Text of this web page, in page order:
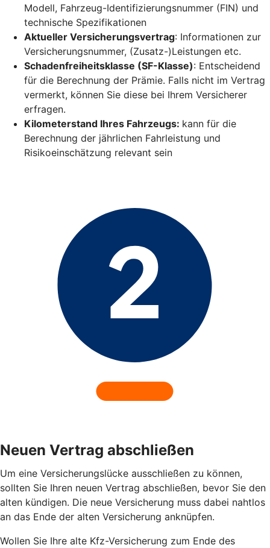
Modell, Fahrzeug-Identifizierungsnummer (FIN) und
technische Spezifikationen
Aktueller Versicherungsvertrag: Informationen zur
Versicherungsnummer, (Zusatz-)Leistungen etc.
Schadenfreiheitsklasse (SF-Klasse): Entscheidend
für die Berechnung der Prämie. Falls nicht im Vertrag
vermerkt, können Sie diese bei Ihrem Versicherer
erfragen.
Kilometerstand Ihres Fahrzeugs: kann für die
Berechnung der jährlichen Fahrleistung und
Risikoeinschätzung relevant sein
Neuen Vertrag abschließen
Um eine Versicherungslücke ausschließen zu können,
sollten Sie Ihren neuen Vertrag abschließen, bevor Sie den
alten kündigen. Die neue Versicherung muss dabei nahtlos
an das Ende der alten Versicherung anknüpfen.
Wollen Sie Ihre alte Kfz-Versicherung zum Ende des